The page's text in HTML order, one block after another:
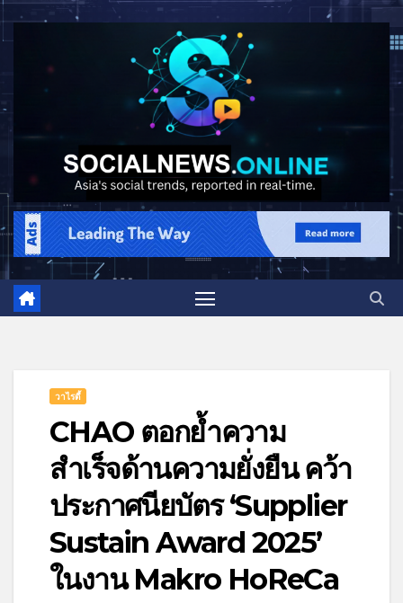
วาไรตี้
CHAO ตอกย้ำความ
สำเร็จด้านความยั่งยืน คว้า
ประกาศนียบัตร ‘Supplier
Sustain Award 2025’
ในงาน Makro HoReCa